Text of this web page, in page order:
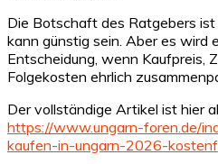
Die Botschaft des Ratgebers ist
kann günstig sein. Aber es wird
Entscheidung, wenn Kaufpreis,
Folgekosten ehrlich
Der vollständige Artikel ist hier
https://www.ungarn-foren.de/
kaufen-in-ungarn-2026-